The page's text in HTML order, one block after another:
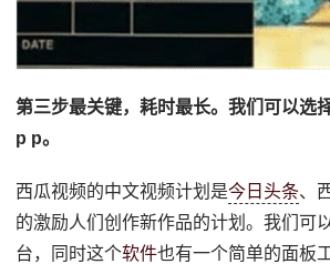
第三步最关键，耗时最长。我们可以选
p p。
西瓜视频的中文视频计划是今日头条、
的激励人们创作新作品的计划。我们可
台，同时这个软件也有一个简单的面板